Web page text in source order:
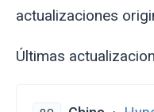
actualizaciones
Últimas